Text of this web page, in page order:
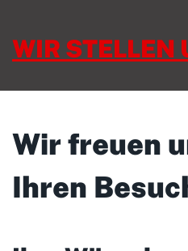
WIR STELLEN
Wir freuen
Ihren